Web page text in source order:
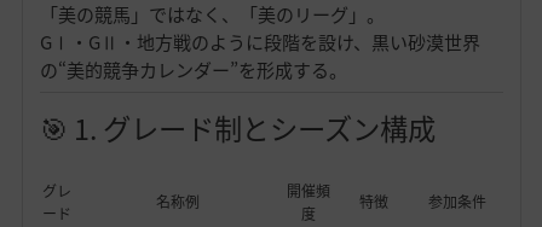
「美の競馬」ではなく、「美のリーグ」。
GⅠ・GⅡ・地方戦のように段階を設け、黒い砂漠世界
の“美的競争カレンダー”を形成する。
🎯 1. グレード制とシーズン構成
グレ
ード
名称例
開催頻
度
特徴 参加条件